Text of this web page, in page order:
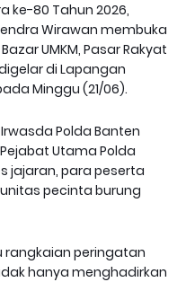
ke-80 Tahun 2026,
Wirawan membuka
UMKM, Pasar Rakyat
di Lapangan
Minggu (21/06).
Polda Banten
Utama Polda
jajaran, para peserta
pecinta burung
rangkaian peringatan
hanya menghadirkan